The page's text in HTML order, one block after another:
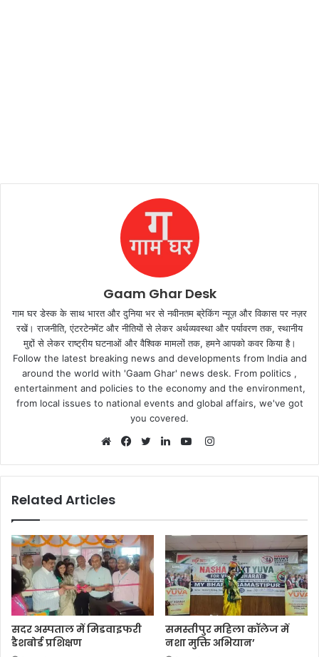
Gaam Ghar Desk
गाम घर डेस्क के साथ भारत और दुनिया भर से नवीनतम ब्रेकिंग न्यूज़ और विकास पर नज़र
रखें। राजनीति, एंटरटेनमेंट और नीतियों से लेकर अर्थव्यवस्था और पर्यावरण तक, स्थानीय
मुद्दों से लेकर राष्ट्रीय घटनाओं और वैश्विक मामलों तक, हमने आपको कवर किया है।
Follow the latest breaking news and developments from India and
around the world with 'Gaam Ghar' news desk. From politics ,
entertainment and policies to the economy and the environment,
from local issues to national events and global affairs, we've got
you covered.
Instagram
Related Articles
सदर अस्पताल में मिडवाइफरी
डैशबोर्ड प्रशिक्षण
समस्तीपुर महिला कॉलेज में
नशा मुक्ति अभियान’